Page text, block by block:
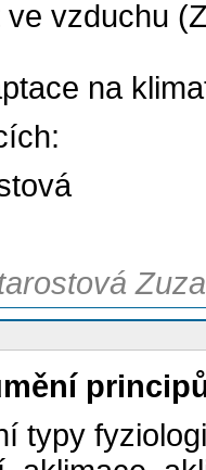
vzduchu
na
typy